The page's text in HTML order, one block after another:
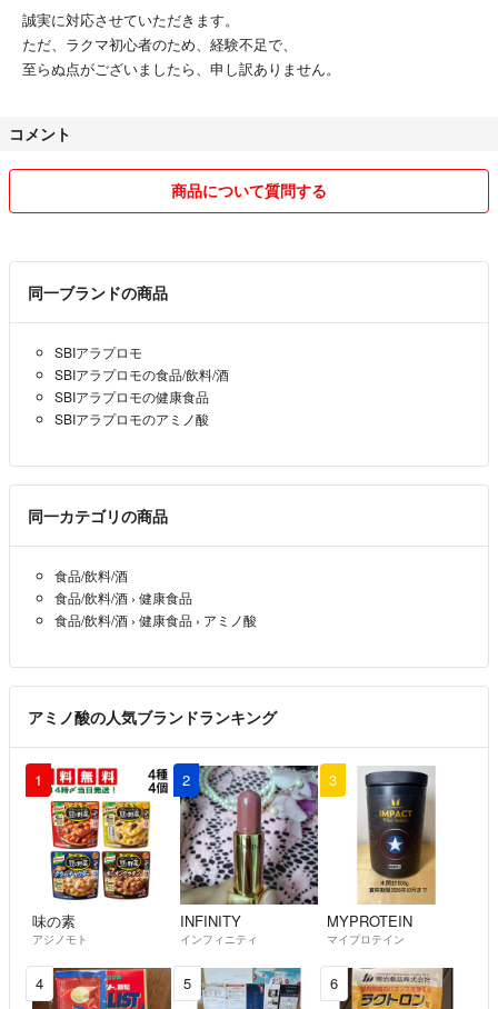
誠実に対応させていただきます。
ただ、ラクマ初心者のため、経験不足で、
至らぬ点がございましたら、申し訳ありません。
コメント
商品について質問する
同一ブランドの商品
SBIアラプロモ
SBIアラプロモの食品/飲料/酒
SBIアラプロモの健康食品
SBIアラプロモのアミノ酸
同一カテゴリの商品
食品/飲料/酒
食品/飲料/酒 › 健康食品
食品/飲料/酒 › 健康食品 › アミノ酸
アミノ酸の人気ブランドランキング
1
味の素
アジノモト
2
INFINITY
インフィニティ
3
MYPROTEIN
マイプロテイン
4 5 6